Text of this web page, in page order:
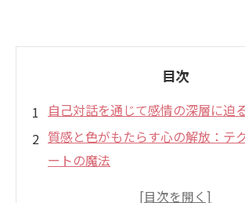
目次
自己対話を通じて感情の深層に迫
質感と色がもたらす心の解放：テ
ートの魔法
コーチングでのアートの活用法